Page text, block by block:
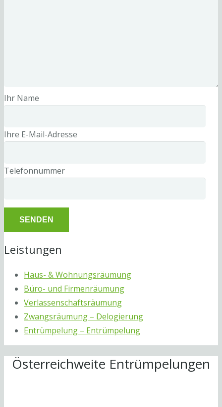
Ihr Name
Ihre E-Mail-Adresse
Telefonnummer
Leistungen
Haus- & Wohnungsräumung
Büro- und Firmenräumung
Verlassenschaftsräumung
Zwangsräumung – Delogierung
Entrümpelung – Entrümpelung
Österreichweite Entrümpelungen